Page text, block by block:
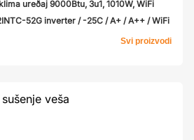
ureðaj 9000Btu, 3u1, 1010W, WiFi
52G inverter / -25C / A+ / A++ / WiFi
Svi proizvodi
veša